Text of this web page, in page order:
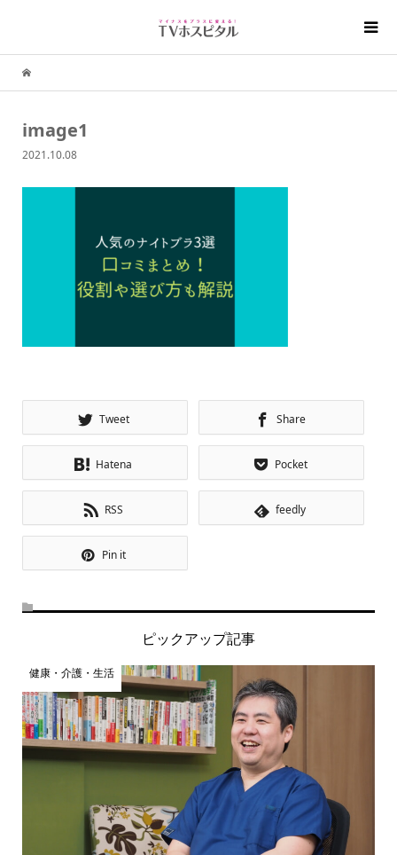
image1
2021.10.08
Tweet Share
Hatena Pocket
RSS feedly
Pin it
ピックアップ記事
健康・介護・生活